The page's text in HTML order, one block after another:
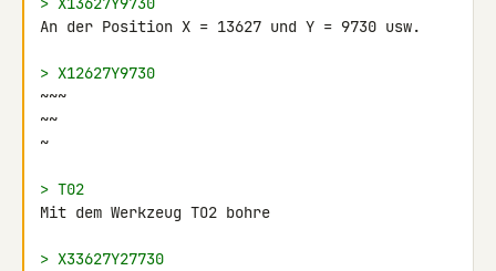
An der Position X = 13627 und Y = 9730 usw.
> X12627Y9730
~~~
~~
~
> T02
Mit dem Werkzeug TO2 bohre
> X33627Y27730